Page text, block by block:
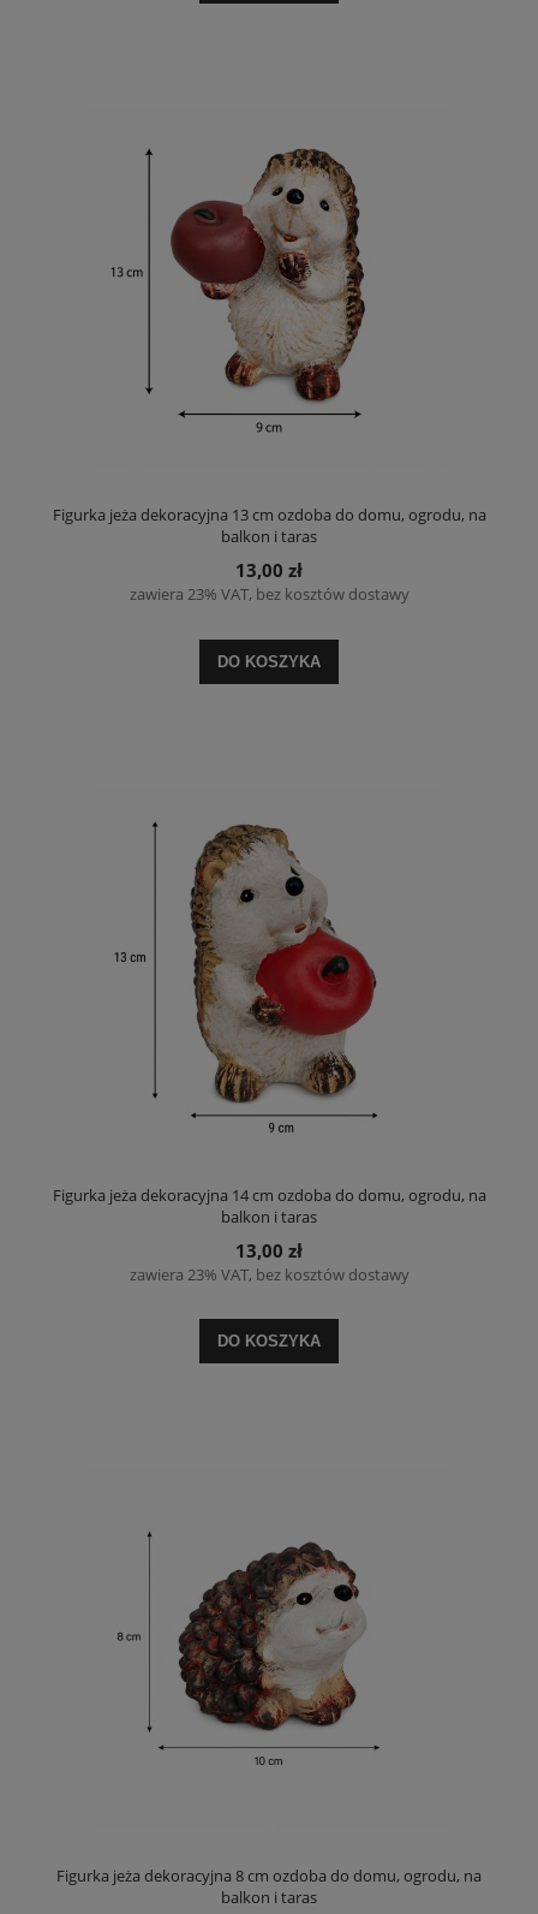
Figurka jeża dekoracyjna 13 cm ozdoba do domu, ogrodu, na
balkon i taras
13,00 zł
zawiera 23% VAT, bez kosztów dostawy
DO KOSZYKA
Figurka jeża dekoracyjna 14 cm ozdoba do domu, ogrodu, na
balkon i taras
13,00 zł
zawiera 23% VAT, bez kosztów dostawy
DO KOSZYKA
Figurka jeża dekoracyjna 8 cm ozdoba do domu, ogrodu, na
balkon i taras